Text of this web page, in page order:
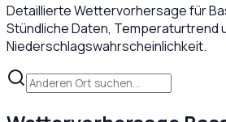
Detaillierte Wettervorhersage für
Stündliche Daten, Temperaturtrend
Niederschlagswahrscheinlichkeit.